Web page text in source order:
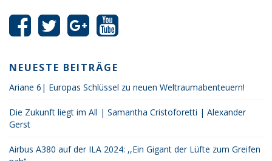
NEUESTE BEITRÄGE
Ariane 6| Europas Schlüssel zu neuen Weltraumabenteuern!
Die Zukunft liegt im All | Samantha Cristoforetti | Alexander
Gerst
Airbus A380 auf der ILA 2024: ,,Ein Gigant der Lüfte zum Greifen